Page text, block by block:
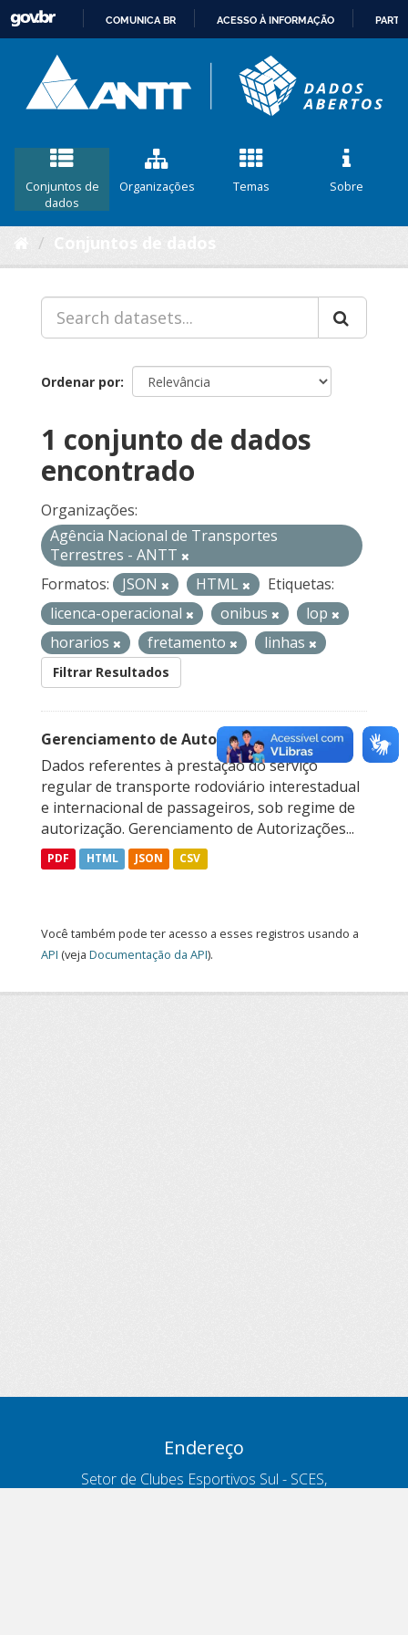
CONTEÚDO
COMUNICA BR ACESSO À INFORMAÇÃO
Conjuntos de
dados
Organizações Temas Sobre
Ordenar por
1 conjunto de dados
encontrado
Organizações:
Agência Nacional de Transportes
Terrestres - ANTT
Formatos:
JSON HTML
Etiquetas:
licenca-operacional
onibus
lop
horarios
fretamento linhas
Filtrar Resultados
Gerenciamento de Autorizações
Dados referentes à prestação do serviço
regular de transporte rodoviário interestadual
e internacional de passageiros, sob regime de
autorização. Gerenciamento de Autorizações...
PDF HTML JSON CSV
Você também pode ter acesso a esses registros usando a
API (veja Documentação da API).
Endereço
Setor de Clubes Esportivos Sul - SCES,